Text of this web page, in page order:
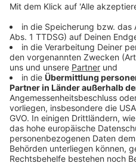
Minuten in den Ofen
Paprika-Chorizoschaum:
Die Paprika,
Butter anschwitzen,
Fischfond ablöschen
reduzieren.
Mit der Sahne
passieren.
Anzeige